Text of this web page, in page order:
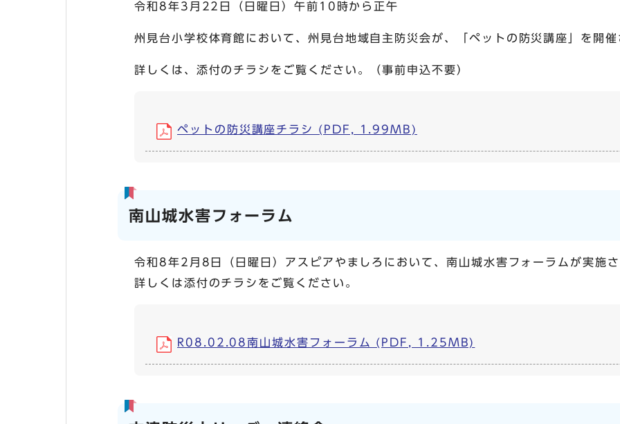
令和8年3月22日（日曜日）午前10時から正午
州見台小学校体育館において、州見台地域自主防災会が、「ペットの防災講座」を開催
詳しくは、添付のチラシをご覧ください。（事前申込不要）
ペットの防災講座チラシ (PDF, 1.99MB)
南山城水害フォーラム
令和8年2月8日（日曜日）アスピアやましろにおいて、南山城水害フォーラムが実施さ
詳しくは添付のチラシをご覧ください。
R08.02.08南山城水害フォーラム (PDF, 1.25MB)